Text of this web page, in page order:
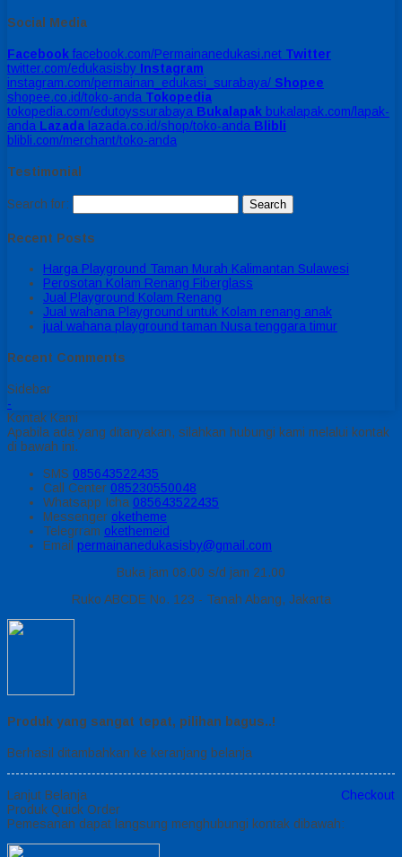
Social Media
Facebook facebook.com/Permainanedukasi.net Twitter
twitter.com/edukasisby Instagram
instagram.com/permainan_edukasi_surabaya/ Shopee
shopee.co.id/toko-anda Tokopedia
tokopedia.com/edutoyssurabaya Bukalapak bukalapak.com/lapak-
anda Lazada lazada.co.id/shop/toko-anda Blibli
blibli.com/merchant/toko-anda
Testimonial
Search for:
Recent Posts
Harga Playground Taman Murah Kalimantan Sulawesi
Perosotan Kolam Renang Fiberglass
Jual Playground Kolam Renang
Jual wahana Playground untuk Kolam renang anak
jual wahana playground taman Nusa tenggara timur
Recent Comments
Sidebar
-
Kontak Kami
Apabila ada yang ditanyakan, silahkan hubungi kami melalui kontak
di bawah ini.
SMS 085643522435
Call Center 085230550048
Whatsapp Icha 085643522435
Messenger oketheme
Telegrram okethemeid
Email permainanedukasisby@gmail.com
Buka jam 08.00 s/d jam 21.00
Ruko ABCDE No. 123 - Tanah Abang, Jakarta
Produk yang sangat tepat, pilihan bagus..!
Berhasil ditambahkan ke keranjang belanja
Lanjut Belanja
Checkout
Produk Quick Order
Pemesanan dapat langsung menghubungi kontak dibawah: